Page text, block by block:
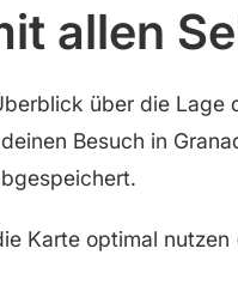
allen
über die Lage
Besuch in
Karte optimal nutzen